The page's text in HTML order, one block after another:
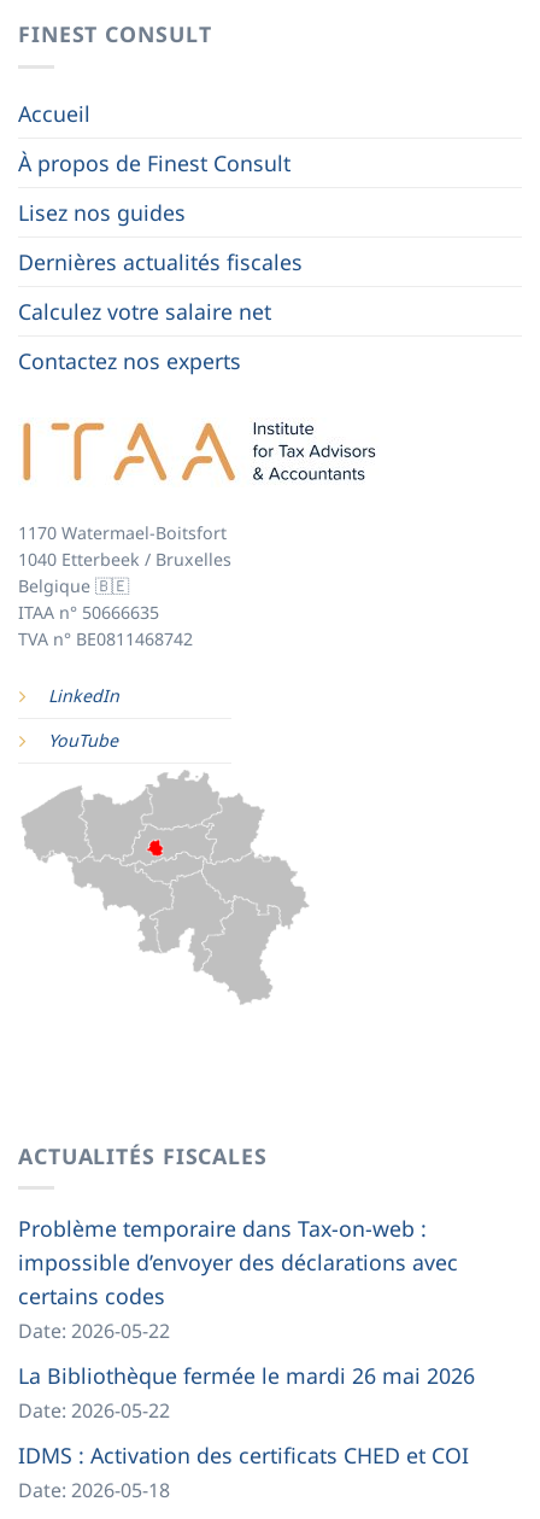
FINEST CONSULT
Accueil
À propos de Finest Consult
Lisez nos guides
Dernières actualités fiscales
Calculez votre salaire net
Contactez nos experts
1170 Watermael-Boitsfort
1040 Etterbeek / Bruxelles
Belgique 🇧🇪
ITAA n° 50666635
TVA n° BE0811468742
LinkedIn
YouTube
ACTUALITÉS FISCALES
Problème temporaire dans Tax-on-web :
impossible d’envoyer des déclarations avec
certains codes
Date: 2026-05-22
La Bibliothèque fermée le mardi 26 mai 2026
Date: 2026-05-22
IDMS : Activation des certificats CHED et COI
Date: 2026-05-18